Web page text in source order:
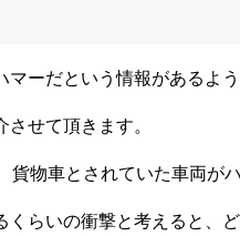
ーだという情報があるよう
せて頂きます。
貨物車とされていた車両が
くらいの衝撃と考えると、